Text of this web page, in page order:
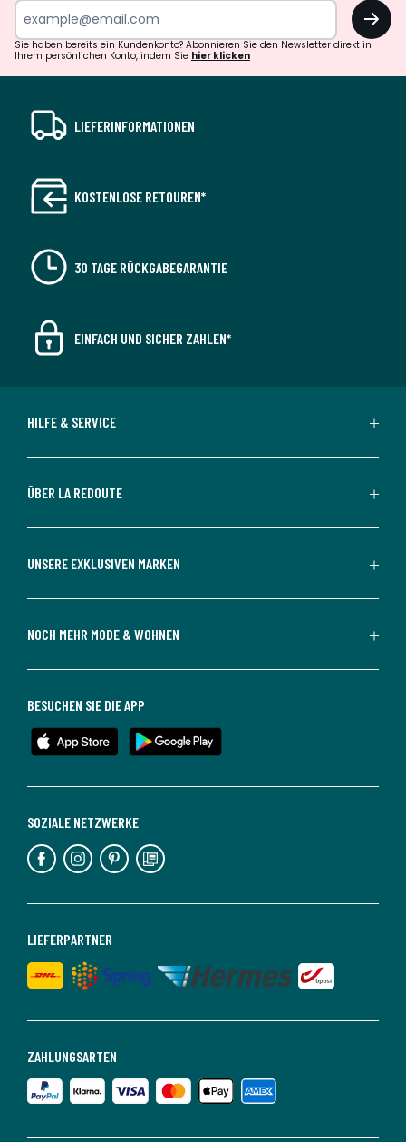
OK
Sie haben bereits ein Kundenkonto? Abonnieren Sie den Newsletter direkt in
Ihrem persönlichen Konto, indem Sie hier klicken
LIEFERINFORMATIONEN
KOSTENLOSE RETOUREN*
30 TAGE RÜCKGABEGARANTIE
EINFACH UND SICHER ZAHLEN*
HILFE & SERVICE
ÜBER LA REDOUTE
UNSERE EXKLUSIVEN MARKEN
NOCH MEHR MODE & WOHNEN
ZAHLUNGSARTEN
LIEFERPARTNER
SOZIALE NETZWERKE
BESUCHEN SIE DIE APP